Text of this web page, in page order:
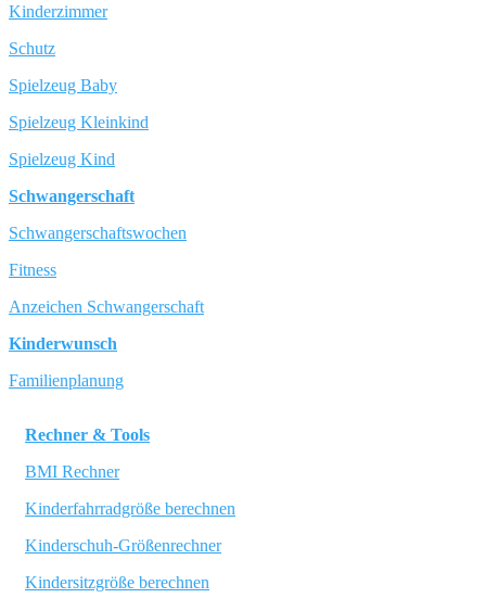
Kinderzimmer
Schutz
Spielzeug Baby
Spielzeug Kleinkind
Spielzeug Kind
Schwangerschaft
Schwangerschaftswochen
Fitness
Anzeichen Schwangerschaft
Kinderwunsch
Familienplanung
Rechner & Tools
BMI Rechner
Kinderfahrradgröße berechnen
Kinderschuh-Größenrechner
Kindersitzgröße berechnen